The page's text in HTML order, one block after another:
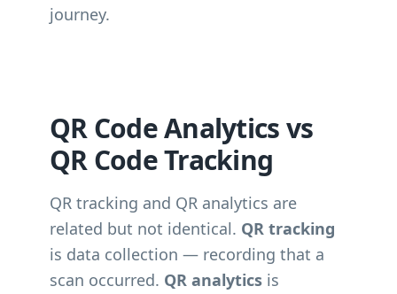
journey.
QR Code Analytics vs
QR Code Tracking
QR tracking and QR analytics are
related but not identical. QR tracking
is data collection — recording that a
scan occurred. QR analytics is